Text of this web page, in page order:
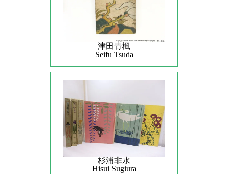
津田青楓
Seifu Tsuda
杉浦非水
Hisui Sugiura